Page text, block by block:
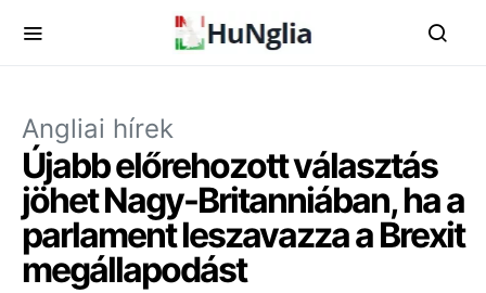
Angliai hírek
Újabb előrehozott választás
jöhet Nagy-Britanniában, ha a
parlament leszavazza a Brexit
megállapodást